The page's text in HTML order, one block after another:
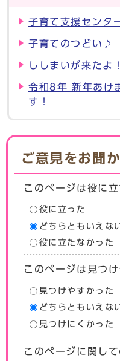
子育て支援センタ
子育てのつどい♪
ししまいが来たよ！
令和8年 新年あけ
す！
ご意見をお聞
このページは役に
役に立った
どちらともいえな
役に立たなかった
このページは見つ
見つけやすかった
どちらともいえな
見つけにくかった
このページに関し